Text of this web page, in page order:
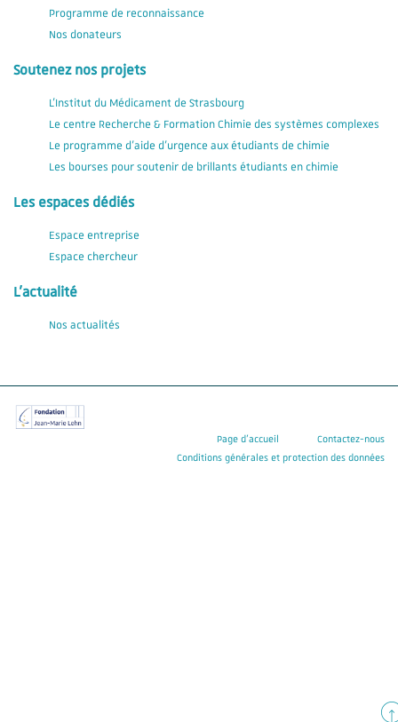
Programme de reconnaissance
Nos donateurs
Soutenez nos projets
L'Institut du Médicament de Strasbourg
Le centre Recherche & Formation Chimie des systèmes complexes
Le programme d'aide d'urgence aux étudiants de chimie
Les bourses pour soutenir de brillants étudiants en chimie
Les espaces dédiés
Espace entreprise
Espace chercheur
L'actualité
Nos actualités
Page d’accueil
Contactez-nous
Conditions générales et protection des données